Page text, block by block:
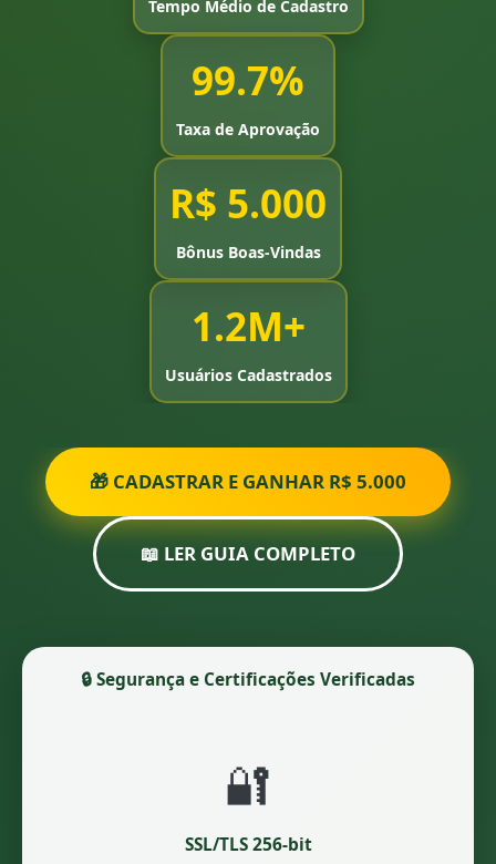
Tempo Médio de Cadastro
99.7%
Taxa de Aprovação
R$ 5.000
Bônus Boas-Vindas
1.2M+
Usuários Cadastrados
🎁 CADASTRAR E GANHAR R$ 5.000
📖 LER GUIA COMPLETO
🔒 Segurança e Certificações Verificadas
🔐
SSL/TLS 256-bit